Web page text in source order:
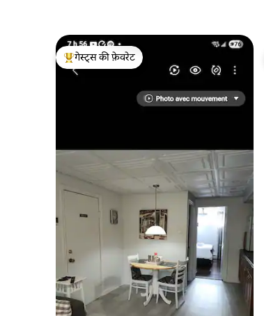
गेस्ट्स का टॉप फ़ेवरेट
गेस्ट्स की फ़ेवरेट